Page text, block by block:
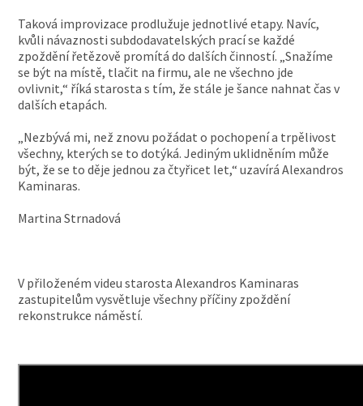
Taková improvizace prodlužuje jednotlivé etapy. Navíc,
kvůli návaznosti subdodavatelských prací se každé
zpoždění řetězově promítá do dalších činností. „Snažíme
se být na místě, tlačit na firmu, ale ne všechno jde
ovlivnit,“ říká starosta s tím, že stále je šance nahnat čas v
dalších etapách.
„Nezbývá mi, než znovu požádat o pochopení a trpělivost
všechny, kterých se to dotýká. Jediným uklidněním může
být, že se to děje jednou za čtyřicet let,“ uzavírá Alexandros
Kaminaras.
Martina Strnadová
V přiloženém videu starosta Alexandros Kaminaras
zastupitelům vysvětluje všechny příčiny zpoždění
rekonstrukce náměstí.